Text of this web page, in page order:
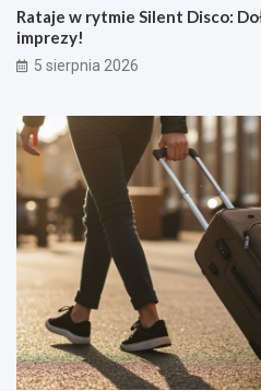
Rataje w rytmie Silent Disco:
imprezy!
5 sierpnia 2026